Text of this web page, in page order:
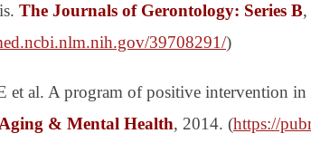
The Journals of Gerontology: Series B,
39708291/)
et al. A program of positive intervention in
& Mental Health, 2014. (https://